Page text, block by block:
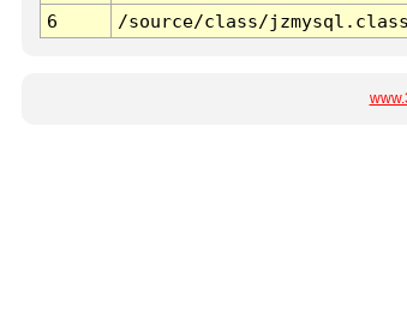
6
/source/class/